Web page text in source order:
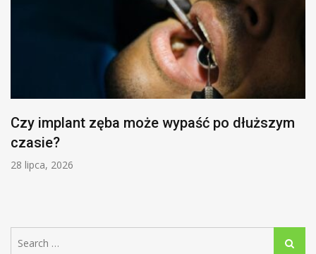
Czy implant zęba może wypaść po dłuższym
czasie?
28 lipca, 2026
for:
Search